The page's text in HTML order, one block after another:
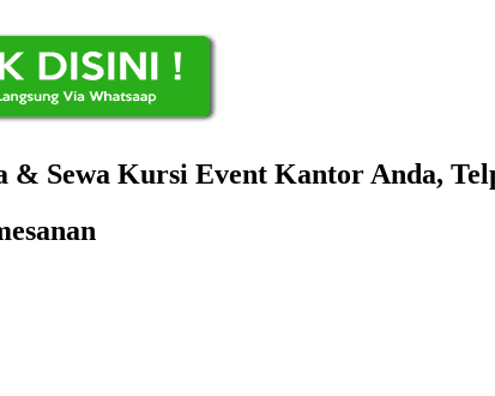
& Sewa Kursi Event Kantor Anda,